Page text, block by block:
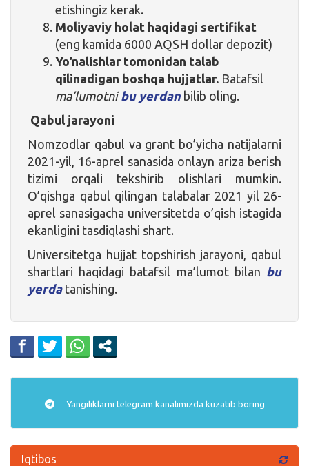
etishingiz kerak.
Moliyaviy holat haqidagi sertifikat
(eng kamida 6000 AQSH dollar depozit)
Yo’nalishlar tomonidan talab
qilinadigan boshqa hujjatlar. Batafsil
ma’lumotni bu yerdan bilib oling.
Qabul jarayoni
Nomzodlar qabul va grant bo’yicha natijalarni
2021-yil, 16-aprel sanasida onlayn ariza berish
tizimi orqali tekshirib olishlari mumkin.
O’qishga qabul qilingan talabalar 2021 yil 26-
aprel sanasigacha universitetda o’qish istagida
ekanligini tasdiqlashi shart.
Universitetga hujjat topshirish jarayoni, qabul
shartlari haqidagi batafsil ma’lumot bilan bu
yerdatanishing.
Yangiliklarni telegram kanalimizda kuzatib boring
Iqtibos